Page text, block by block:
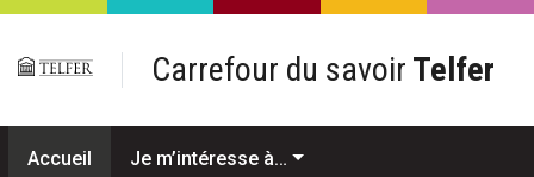
Passer au contenu principal
Carrefour du savoir Telfer
Accueil Je m’intéresse à…